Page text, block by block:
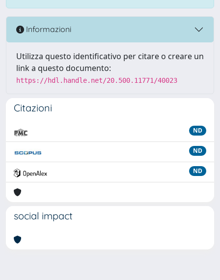
Informazioni
Utilizza questo identificativo per citare o creare un
link a questo documento:
https://hdl.handle.net/20.500.11771/40023
Citazioni
ND
ND
ND
social impact